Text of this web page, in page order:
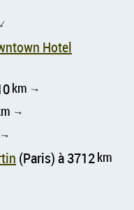
↑
Hotel
km ↑
↑
↑
(Paris) à 3712km